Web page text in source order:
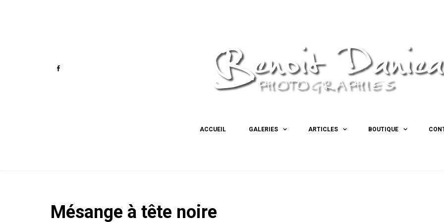
ACCUEIL GALERIES ARTICLES BOUTIQUE
Mésange à tête noire